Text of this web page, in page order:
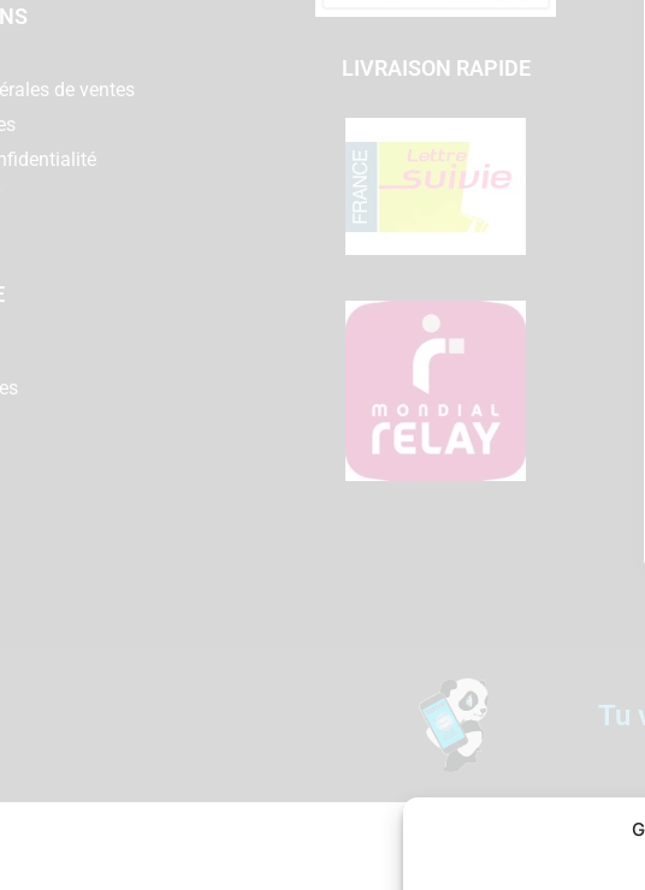
de ventes
LIVRAISON RAPIDE
Tu